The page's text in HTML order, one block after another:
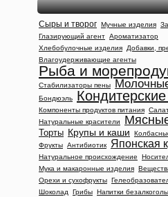
Сыры и творог Мучные изделия
Глазирующий агент Ароматизатор
Хлебобулочные изделия
Добавки,
Влагоудерживающие агенты
Рыба и
Стабилизаторы пены
Бондюэль
Компоненты продуктов питания
Натуральные красители
Торты Крупы и каши
Фрукты Антибиотик Японская
Натуральное происхождение
Мука и макаронные изделия
Орехи и сухофрукты
Шоколад
Грибы Напитки